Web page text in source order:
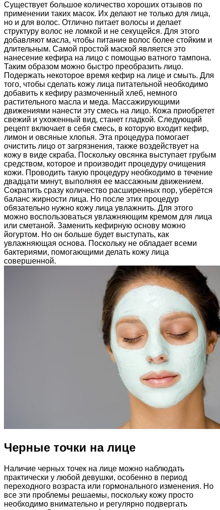
Существует большое количество хороших отзывов по
применении таких масок. Их делают не только для лица,
но и для волос. Отлично питает волосы и делает
структуру волос не ломкой и не секущейся. Для этого
добавляют масла, чтобы питание волос более стойким и
длительным. Самой простой маской является это
нанесение кефира на лицо с помощью ватного тампона.
Таким образом можно быстро преобразить лицо.
Подержать некоторое время кефир на лице и смыть. Для
того, чтобы сделать кожу лица питательной необходимо
добавить к кефиру размоченный хлеб, немного
растительного масла и меда. Массажирующими
движениями нанести эту смесь на лицо. Кожа приобретет
свежий и ухоженный вид, станет гладкой. Следующий
рецепт включает в себя смесь, в которую входит кефир,
лимон и овсяные хлопья. Эта процедура помогает
очистить лицо от загрязнения, также воздействует на
кожу в виде скраба. Поскольку овсянка выступает грубым
средством, которое и производит процедуру очищения
кожи. Проводить такую процедуру необходимо в течение
двадцати минут, выполняя ее массажным движением.
Сократить сразу количество расширенных пор, уберётся
баланс жирности лица. Но после этих процедур
обязательно нужно кожу лица увлажнить. Для этого
можно воспользоваться увлажняющим кремом для лица
или сметаной. Заменить кефирную основу можно
йогуртом. Но он больше будет выступать, как
увлажняющая основа. Поскольку не обладает всеми
бактериями, помогающими делать кожу лица
совершенной.
Черные точки на лице
Наличие черных точек на лице можно наблюдать
практически у любой девушки, особенно в период
переходного возраста или гормонального изменения. Но
все эти проблемы решаемы, поскольку кожу просто
необходимо внимательно и регулярно подвергать